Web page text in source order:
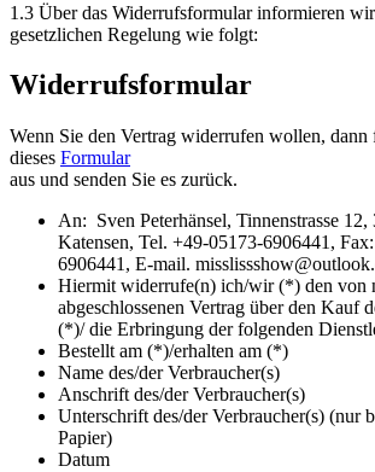
1.3 Über das Widerrufsformular informieren
gesetzlichen Regelung wie folgt:
Widerrufsformular
Wenn Sie den Vertrag widerrufen wollen, dann
dieses Formular
aus und senden Sie es zurück.
An: Sven Peterhänsel, Tinnenstrasse
Katensen, Tel. +49-05173-6906441,
6906441, E-mail.
Hiermit widerrufe(n) ich/wir (*) den von
abgeschlossenen Vertrag über den Kauf
(*)/ die Erbringung der folgenden
Bestellt am (*)/erhalten am (*)
Name des/der Verbraucher(s)
Anschrift des/der Verbraucher(s)
Unterschrift des/der Verbraucher(s) (nur
Papier)
Datum